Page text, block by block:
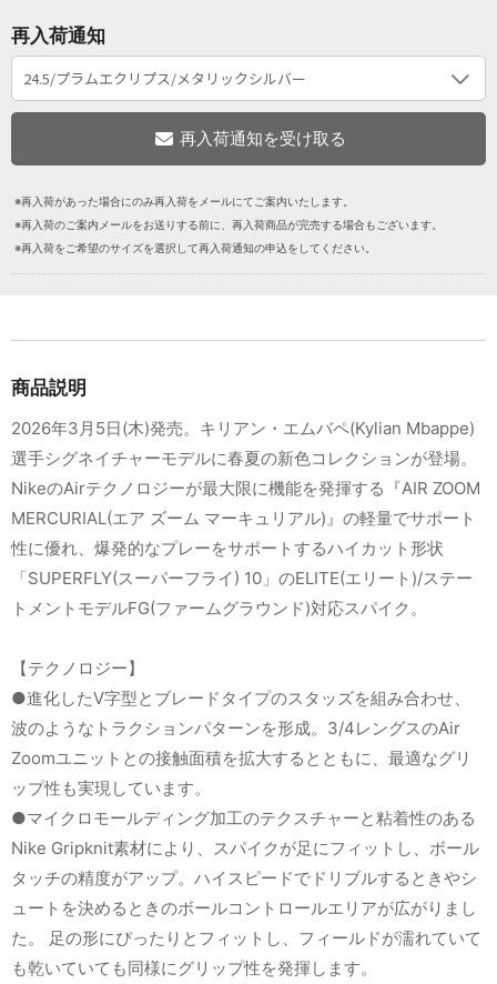
再入荷通知
※再入荷があった場合にのみ再入荷をメールにてご案内いたします。
※再入荷のご案内メールをお送りする前に、再入荷商品が完売する場合もございます。
※再入荷をご希望のサイズを選択して再入荷通知の申込をしてください。
商品説明
2026年3月5日(木)発売。キリアン・エムバペ(Kylian Mbappe)
選手シグネイチャーモデルに春夏の新色コレクションが登場。
NikeのAirテクノロジーが最大限に機能を発揮する『AIR ZOOM
MERCURIAL(エア ズーム マーキュリアル)』の軽量でサポート
性に優れ、爆発的なプレーをサポートするハイカット形状
「SUPERFLY(スーパーフライ) 10」のELITE(エリート)/ステー
トメントモデルFG(ファームグラウンド)対応スパイク。
【テクノロジー】
●進化したV字型とブレードタイプのスタッズを組み合わせ、
波のようなトラクションパターンを形成。3/4レングスのAir
Zoomユニットとの接触面積を拡大するとともに、最適なグリ
ップ性も実現しています。
●マイクロモールディング加工のテクスチャーと粘着性のある
Nike Gripknit素材により、スパイクが足にフィットし、ボール
タッチの精度がアップ。ハイスピードでドリブルするときやシ
ュートを決めるときのボールコントロールエリアが広がりまし
た。 足の形にぴったりとフィットし、フィールドが濡れていて
も乾いていても同様にグリップ性を発揮します。